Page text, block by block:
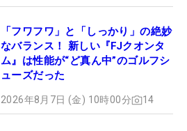
「フワフワ」と「しっかり」の絶妙
なバランス！ 新しい『FJクオンタ
ム』は性能が“ど真ん中”のゴルフシ
ューズだった
2026年8月7日 (金) 10時00分 14